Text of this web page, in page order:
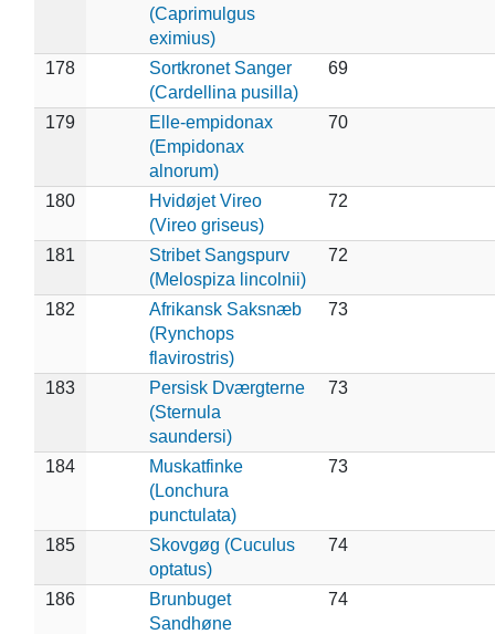
(Caprimulgus
eximius)
178
Sortkronet Sanger
(Cardellina pusilla)
69
179
Elle-empidonax
(Empidonax
alnorum)
70
180
Hvidøjet Vireo
(Vireo griseus)
72
181
Stribet Sangspurv
(Melospiza lincolnii)
72
182
Afrikansk Saksnæb
(Rynchops
flavirostris)
73
183
Persisk Dværgterne
(Sternula
saundersi)
73
184
Muskatfinke
(Lonchura
punctulata)
73
185
Skovgøg (Cuculus
optatus)
74
186
Brunbuget
Sandhøne
74